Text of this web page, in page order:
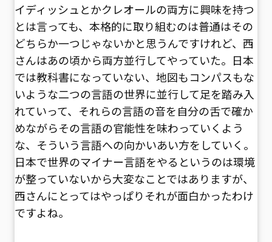
イディッシュとかクレオールの両方に興味を持つ
とは言っても、本格的に取り組むのは普通はその
どちらか一つじゃないかと思うんですけれど、西
さんはあの頃から両方並行してやっていた。日本
では教科書になっていない、地図もコンパスもな
いような二つの言語の世界に並行して足を踏み入
れていって、それらの言語の音を自分の舌で確か
めながらその言語の官能性を味わっていくよう
な、そういう言語への向かいあい方をしていく。
日本で世界のマイナー言語をやるというのは環境
が整っていないから大変なことではありますが、
西さんにとってはやっぱりそれが面白かったわけ
ですよね。